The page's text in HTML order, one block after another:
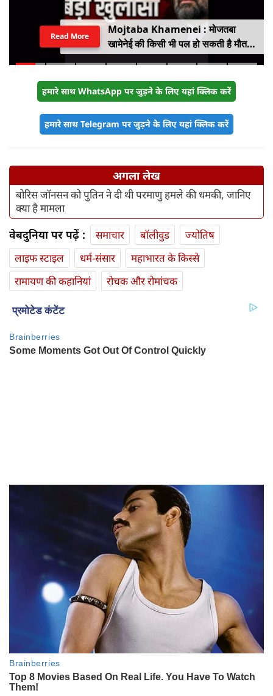
Mojtaba Khamenei : मोजतबा
खामेनेई की किसी भी पल हो सकती है मौत,
इजराइली मीडिया के दावे के बीच सामने आया
हालत
Read More
हमारे साथ WhatsApp पर जुड़ने के लिए यहां क्लिक करें
हमारे साथ Telegram पर जुड़ने के लिए यहां क्लिक करें
अगला लेख
बोरिस जॉनसन को पुतिन ने दी थी परमाणु हमले की धमकी, जानिए
क्या है मामला
वेबदुनिया पर पढ़ें : समाचार बॉलीवुड
ज्योतिष
लाइफ स्‍टाइल
धर्म-संसार
महाभारत के किस्से
रामायण की कहानियां
रोचक और रोमांचक